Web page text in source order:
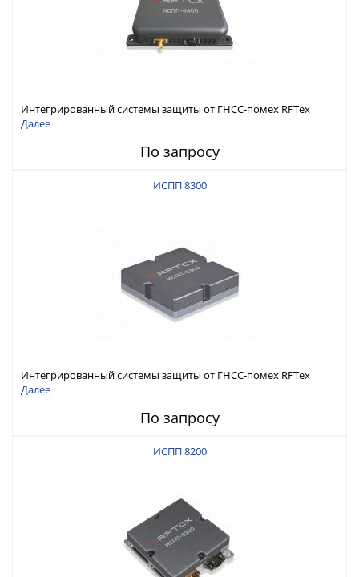
Интегрированный системы защиты от ГНСС-помех RFТех
ИСПП 8400
Далее
По запросу
ИСПП 8300
Интегрированный системы защиты от ГНСС-помех RFТех
ИСПП 8300
Далее
По запросу
ИСПП 8200